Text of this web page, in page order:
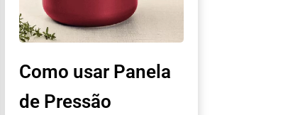
Como usar Panela
de Pressão